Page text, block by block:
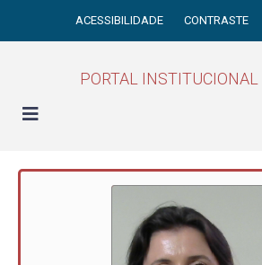
ACESSIBILIDADE CONTRASTE
PORTAL INSTITUCIONAL